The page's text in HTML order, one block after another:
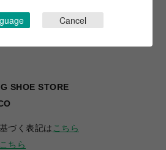
SHOE STORE
づく表記は こちら
こちら
Cancel